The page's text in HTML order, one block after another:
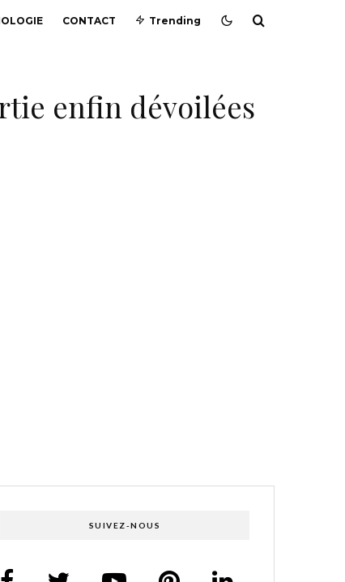
CONTACT Trending
enfin dévoilées
SUIVEZ-NOUS